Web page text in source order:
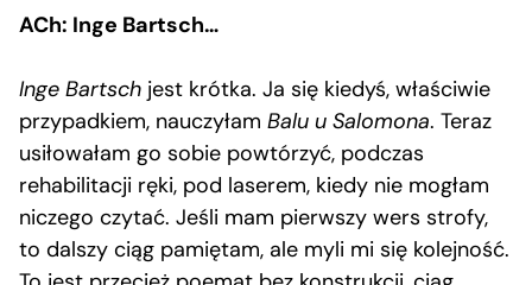
ACh: Inge Bartsch…
Inge Bartsch jest krótka. Ja się kiedyś, właściwie
przypadkiem, nauczyłam Balu u Salomona. Teraz
usiłowałam go sobie powtórzyć, podczas
rehabilitacji ręki, pod laserem, kiedy nie mogłam
niczego czytać. Jeśli mam pierwszy wers strofy,
to dalszy ciąg pamiętam, ale myli mi się kolejność.